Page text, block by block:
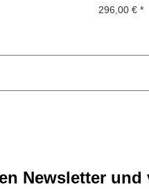
STUDIO .
296,00 € *
Newsletter